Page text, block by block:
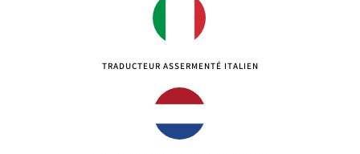
TRADUCTEUR ASSERMENTÉ ITALIEN